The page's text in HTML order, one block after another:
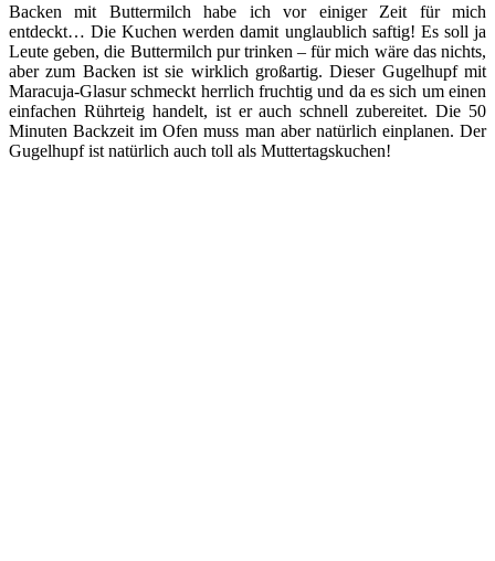
Backen mit Buttermilch habe ich vor einiger Zeit für mich
entdeckt… Die Kuchen werden damit unglaublich saftig! Es soll ja
Leute geben, die Buttermilch pur trinken – für mich wäre das nichts,
aber zum Backen ist sie wirklich großartig. Dieser Gugelhupf mit
Maracuja-Glasur schmeckt herrlich fruchtig und da es sich um einen
einfachen Rührteig handelt, ist er auch schnell zubereitet. Die 50
Minuten Backzeit im Ofen muss man aber natürlich einplanen. Der
Gugelhupf ist natürlich auch toll als Muttertagskuchen!